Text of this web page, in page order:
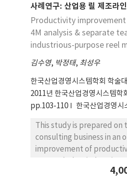
problems. One of the
environment of metals
cannot overlook this fact
contents of box is not
various kinds of materials. The purpose of this
unspecified contents on
detectability of reusable
and predict the reading
conditions. At first, we
materials from expert
literature survey and
experimental design to
by materials. Then, we
model using support
사례연구: 산업용 릴 제조라
Productivity
4M analysis & separate
industrious-purpose reel
김수영, 박정태, 최성우
한국산업경영시스템학회 학술
2011년 한국산업경영시스템학
pp.103-110
한국산업경영시
This study is prepared on
consulting business in an
improvement of
manufacturer, S corp.